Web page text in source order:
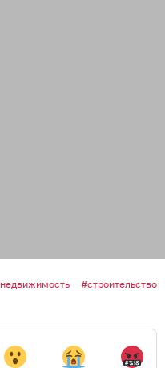
недвижимость строительство